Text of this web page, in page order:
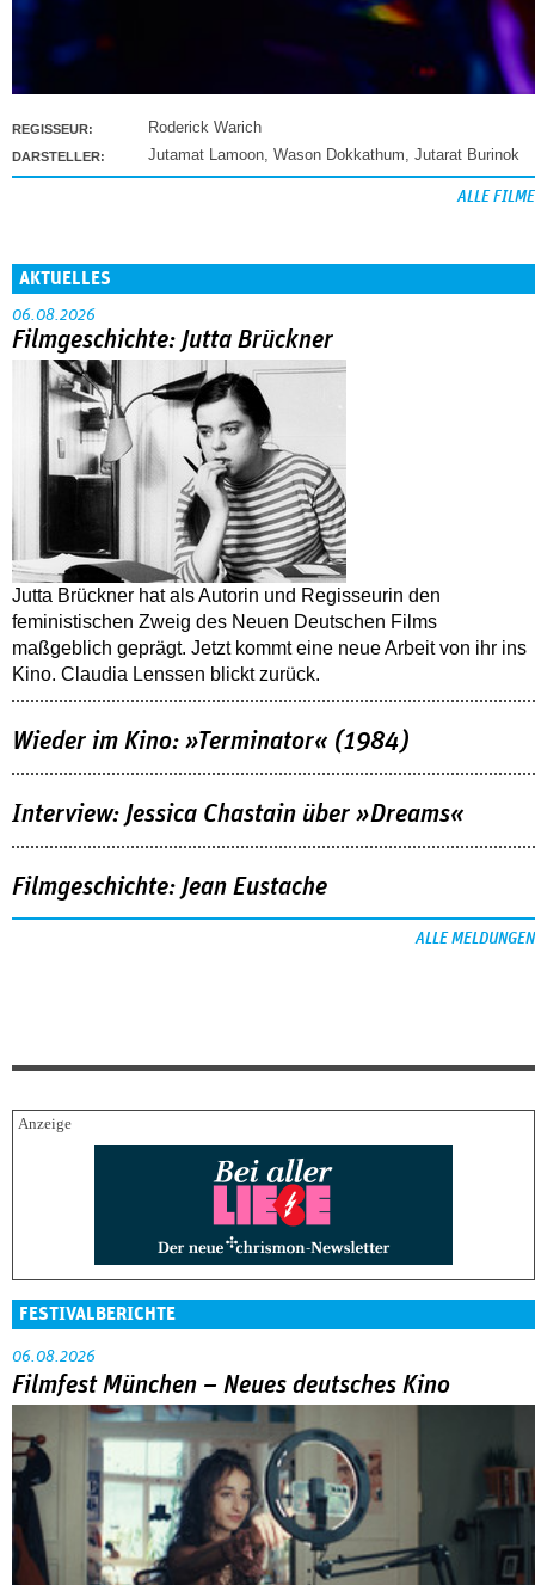
REGISSEUR: Roderick Warich
DARSTELLER: Jutamat Lamoon, Wason Dokkathum, Jutarat Burinok
ALLE FILME
AKTUELLES
06.08.2026
Filmgeschichte: Jutta Brückner
Jutta Brückner hat als Autorin und Regisseurin den
feministischen Zweig des Neuen Deutschen Films
maßgeblich geprägt. Jetzt kommt eine neue Arbeit von ihr ins
Kino. Claudia Lenssen blickt zurück.
Wieder im Kino: »Terminator« (1984)
Interview: Jessica Chastain über »Dreams«
Filmgeschichte: Jean Eustache
ALLE MELDUNGEN
FESTIVALBERICHTE
06.08.2026
Filmfest München – Neues deutsches Kino